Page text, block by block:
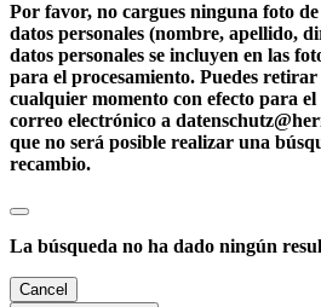
Por favor, no cargues ninguna foto
datos personales (nombre, apellido,
datos personales se incluyen en las
para el procesamiento. Puedes
cualquier momento con efecto para
correo electrónico a
que no será posible realizar una
recambio.
La búsqueda no ha dado ningún
Cancel